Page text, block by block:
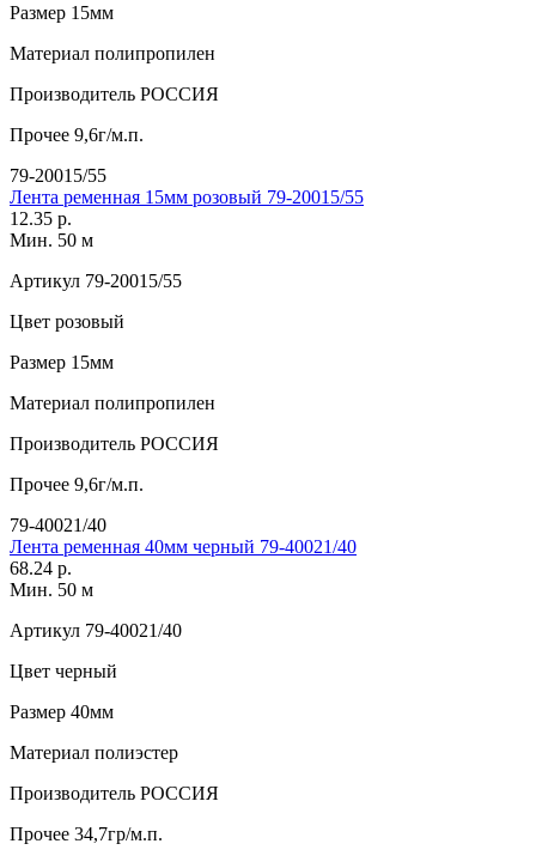
Размер 15мм
Материал полипропилен
Производитель РОССИЯ
Прочее 9,6г/м.п.
79-20015/55
Лента ременная 15мм розовый 79-20015/55
12.35 р.
Мин. 50 м
Артикул 79-20015/55
Цвет розовый
Размер 15мм
Материал полипропилен
Производитель РОССИЯ
Прочее 9,6г/м.п.
79-40021/40
Лента ременная 40мм черный 79-40021/40
68.24 р.
Мин. 50 м
Артикул 79-40021/40
Цвет черный
Размер 40мм
Материал полиэстер
Производитель РОССИЯ
Прочее 34,7гр/м.п.